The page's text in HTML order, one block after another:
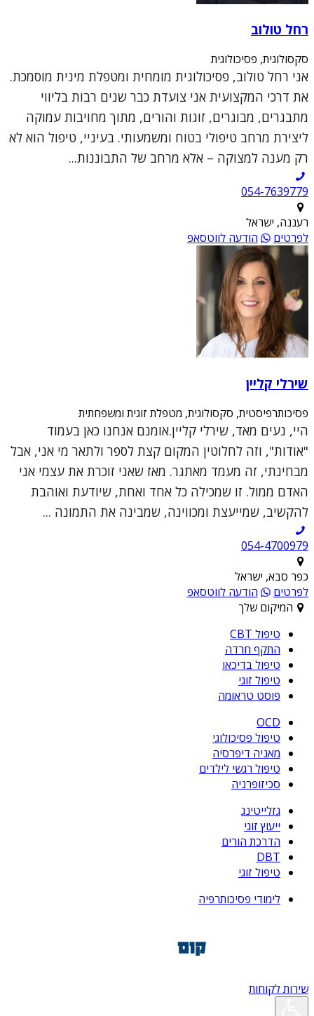
רחל טולוב
סקסולוגית, פסיכולוגית
אני רחל טולוב, פסיכולוגית מומחית ומטפלת מינית מוסמכת.
את דרכי המקצועית אני צועדת כבר שנים רבות בליווי
מתבגרים, מבוגרים, זוגות והורים, מתוך מחויבות עמוקה
ליצירת מרחב טיפולי בטוח ומשמעותי. בעיניי, טיפול הוא לא
רק מענה למצוקה – אלא מרחב של התבוננות...
054-7639779
רעננה, ישראל
לפרטים
הודעה לווטסאפ
שירלי קליין
פסיכותרפיסטית, סקסולוגית, מטפלת זוגית ומשפחתית
היי, נעים מאד, שירלי קליין.אומנם אנחנו כאן בעמוד
"אודות", וזה לחלוטין המקום קצת לספר ולתאר מי אני, אבל
מבחינתי, זה מעמד מאתגר. מאז שאני זוכרת את עצמי אני
האדם ממול. זו שמכילה כל אחד ואחת, שיודעת ואוהבת
להקשיב, שמייעצת ומכווינה, שמבינה את התמונה ...
054-4700979
כפר סבא, ישראל
לפרטים
הודעה לווטסאפ
המיקום שלך
טיפול CBT
התקף חרדה
טיפול בדיכאו
טיפול זוגי
פוסט טראומה
OCD
טיפול פסיכולוגי
מאניה דיפרסיה
טיפול רגשי לילדים
סכיזופרניה
גזלייטינג
ייעוץ זוגי
הדרכת הורים
DBT
טיפול זוגי
לימודי פסיכותרפיה
שירות לקוחות